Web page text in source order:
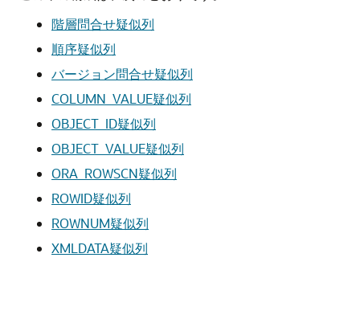
階層問合せ疑似列
順序疑似列
バージョン問合せ疑似列
COLUMN_VALUE疑似列
OBJECT_ID疑似列
OBJECT_VALUE疑似列
ORA_ROWSCN疑似列
ROWID疑似列
ROWNUM疑似列
XMLDATA疑似列